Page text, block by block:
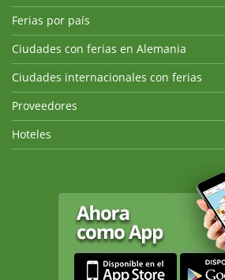
Ferias por país
Ciudades con ferias en Alemania
Ciudades internacionales con ferias
Proveedores
Hoteles